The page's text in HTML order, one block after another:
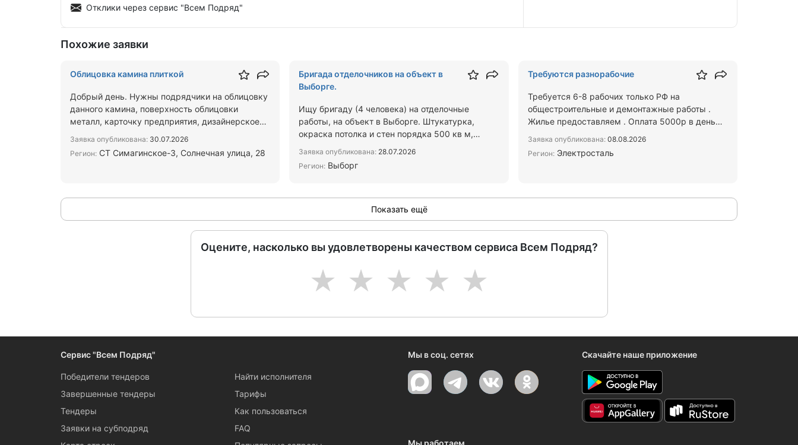
Отклики через сервис "Всем Подряд"
Похожие заявки
Облицовка камина плиткой
Добрый день. Нужны подрядчики на облицовку
данного камина, поверхность облицовки
металл, карточку предприятия, дизайнерское
Заявка опубликована: 30.07.2026
Регион: СТ Симагинское-3, Солнечная улица, 28
Бригада отделочников на объект в
Выборге.
Ищу бригаду (4 человека) на отделочные
работы, на объект в Выборге. Штукатурка,
окраска потолка и стен порядка 500 кв м,
Заявка опубликована: 28.07.2026
Регион: Выборг
Требуются разнорабочие
Требуется 6-8 рабочих только РФ на
общестроительные и демонтажные работы .
Жилье предоставляем . Оплата 5000р в день
Заявка опубликована:08.08.2026
Регион:Электросталь
Показать ещё
Оцените, насколько вы удовлетворены качеством сервиса Всем Подряд?
5
4
3
2
1
Сервис "Всем Подряд"
Победители тендеров
Завершенные тендеры
Тендеры
Заявки на субподряд
Найти исполнителя
Тарифы
Как пользоваться
FAQ
Мы в соц. сетях Скачайте наше приложение
Мы работаем